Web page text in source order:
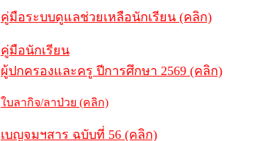
คู่มือระบบดูแลช่วยเหลือนักเรียน (คลิก)
คู่มือนักเรียน
ผู้ปกครองและครู ปีการศึกษา 2569 (คลิก)
ใบลากิจ/ลาป่วย (คลิก)
เบญจมฯสาร ฉบับที่ 56 (คลิก)